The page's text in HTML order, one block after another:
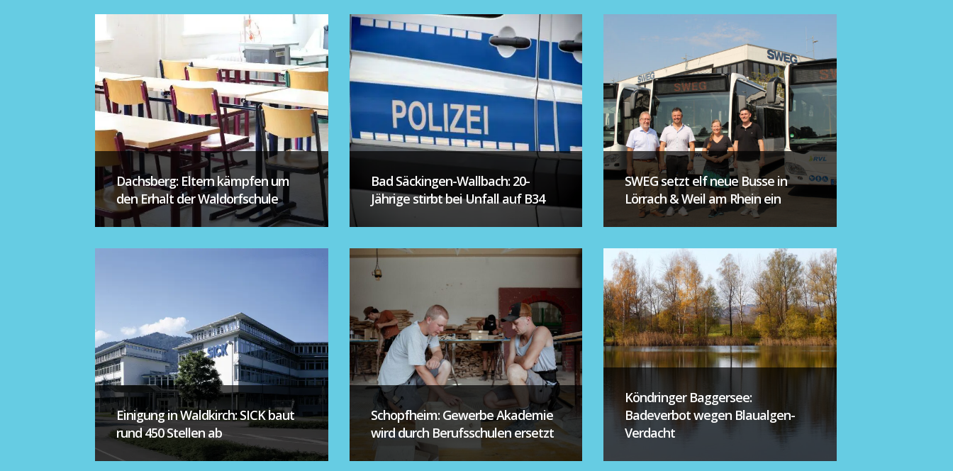
Dachsberg: Eltern kämpfen um
den Erhalt der Waldorfschule
Bad Säckingen-Wallbach: 20-
Jährige stirbt bei Unfall auf B34
SWEG setzt elf neue Busse in
Lörrach & Weil am Rhein ein
Einigung in Waldkirch: SICK baut
rund 450 Stellen ab
Schopfheim: Gewerbe Akademie
wird durch Berufsschulen ersetzt
Köndringer Baggersee:
Badeverbot wegen Blaualgen-
Verdacht